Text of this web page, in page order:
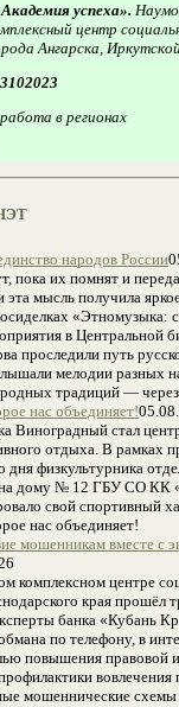
успеха».
центр
Ангарска,
в регионах
народов России
пока их помнят и
эта мысль получила
«Этномузыка:
в Центральной
проследили путь
мелодии разных
традиций —
нас объединяет!
Виноградный стал
отдыха. В рамках
дня физкультурника
на дому № 12 ГБУ СО КК
свой спортивный
нас объединяет!
мошенникам вместе с
комплексном центре
края прошёл
банка «Кубань
по телефону, в
повышения правовой
мошеннические